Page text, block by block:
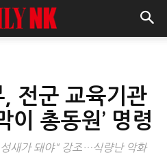
전군 교육기관
이 총동원’ 명령
새가 돼야" 강조…식량난 악화